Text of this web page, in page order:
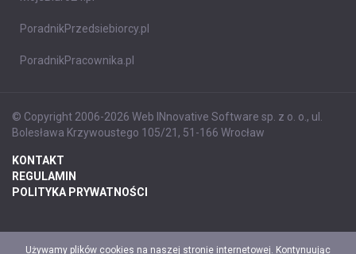
PoradnikPrzedsiebiorcy.pl
PoradnikPracownika.pl
© Copyright 2006-2026 Web INnovative Software sp. z o. o., ul.
Bolesława Krzywoustego 105/21, 51-166 Wrocław
KONTAKT
REGULAMIN
POLITYKA PRYWATNOŚCI
Używamy plików cookies na naszej stronie internetowej. Kontynuując